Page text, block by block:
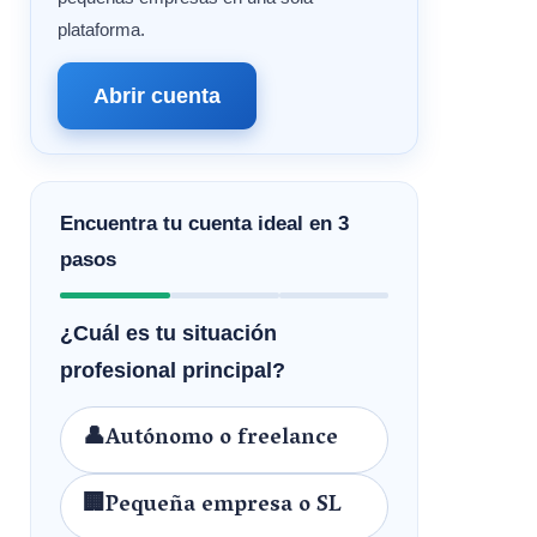
plataforma.
Abrir cuenta
Encuentra tu cuenta ideal en 3
pasos
¿Cuál es tu situación
profesional principal?
👤Autónomo o freelance
🏢Pequeña empresa o SL